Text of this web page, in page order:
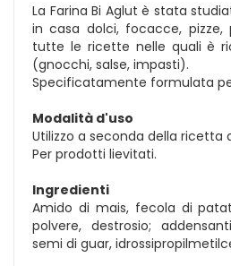
La Farina Bi Aglut è stata
in casa dolci, focacce, pizze,
tutte le ricette nelle quali è
(gnocchi, salse, impasti).
Specificatamente formulata
Modalità d'uso
Utilizzo a seconda della ricetta
Per prodotti lievitati.
Ingredienti
Amido di mais, fecola di
polvere, destrosio;
semi di guar,